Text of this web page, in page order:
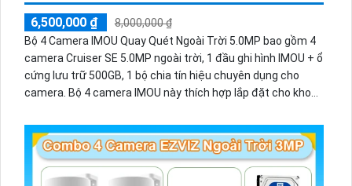
6,500,000 ₫
8,000,000 ₫
Bộ 4 Camera IMOU Quay Quét Ngoài Trời 5.0MP bao gồm 4
camera Cruiser SE 5.0MP ngoài trời, 1 đầu ghi hình IMOU + ổ
cứng lưu trữ 500GB, 1 bộ chia tín hiệu chuyên dụng cho
camera. Bộ 4 camera IMOU này thích hợp lắp đặt cho kho
trời.